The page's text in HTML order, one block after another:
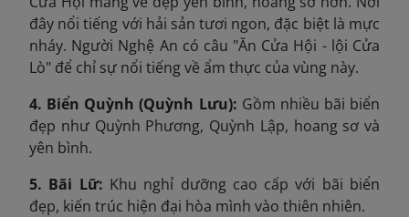
đây nổi tiếng với hải sản tươi ngon, đặc biệt là mực
nháy. Người Nghệ An có câu "Ăn Cửa Hội - lội Cửa
Lò" để chỉ sự nổi tiếng về ẩm thực của vùng này.
4. Biển Quỳnh (Quỳnh Lưu): Gồm nhiều bãi biển
đẹp như Quỳnh Phương, Quỳnh Lập, hoang sơ và
yên bình.
5. Bãi Lữ: Khu nghỉ dưỡng cao cấp với bãi biển
đẹp, kiến trúc hiện đại hòa mình vào thiên nhiên.